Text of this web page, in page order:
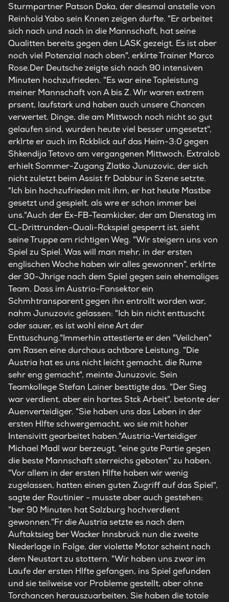
Sturmpartner Patson Daka, der diesmal anstelle von
Reinhold Yabo sein Knnen zeigen durfte. "Er arbeitet
sich nach und nach in die Mannschaft, hat seine
Qualitten bereits gegen den LASK gezeigt. Es ist aber
noch viel Potenzial nach oben", erklrte Trainer Marco
Rose.Der Deutsche zeigte sich nach 90 intensiven
Minuten hochzufrieden. "Es war eine Topleistung
meiner Mannschaft von A bis Z. Wir waren extrem
prsent, laufstark und haben auch unsere Chancen
verwertet. Dinge, die am Mittwoch noch nicht so gut
gelaufen sind, wurden heute viel besser umgesetzt",
erklrte er auch im Rckblick auf das Heim-3:0 gegen
Shkendija Tetovo am vergangenen Mittwoch. Extralob
erhielt Sommer-Zugang Zlatko Junuzovic, der sich
nicht zuletzt beim Assist fr Dabbur in Szene setzte.
"Ich bin hochzufrieden mit ihm, er hat heute Mastbe
gesetzt und gespielt, als wre er schon immer bei
uns."Auch der Ex-FB-Teamkicker, der am Dienstag im
CL-Drittrunden-Quali-Rckspiel gesperrt ist, sieht
seine Truppe am richtigen Weg. "Wir steigern uns von
Spiel zu Spiel. Was will man mehr, in der ersten
englischen Woche haben wir alles gewonnen", erklrte
der 30-Jhrige nach dem Spiel gegen sein ehemaliges
Team. Dass im Austria-Fansektor ein
Schmhtransparent gegen ihn entrollt worden war,
nahm Junuzovic gelassen: "Ich bin nicht enttuscht
oder sauer, es ist wohl eine Art der
Enttuschung."Immerhin attestierte er den "Veilchen"
am Rasen eine durchaus achtbare Leistung. "Die
Austria hat es uns nicht leicht gemacht, die Rume
sehr eng gemacht", meinte Junuzovic. Sein
Teamkollege Stefan Lainer besttigte das. "Der Sieg
war verdient, aber ein hartes Stck Arbeit", betonte der
Auenverteidiger. "Sie haben uns das Leben in der
ersten Hlfte schwergemacht, wo sie mit hoher
Intensivitt gearbeitet haben."Austria-Verteidiger
Michael Madl war berzeugt, "eine gute Partie gegen
die beste Mannschaft sterreichs geboten" zu haben.
"Vor allem in der ersten Hlfte haben wir wenig
zugelassen, hatten einen guten Zugriff auf das Spiel",
sagte der Routinier - musste aber auch gestehen:
"ber 90 Minuten hat Salzburg hochverdient
gewonnen."Fr die Austria setzte es nach dem
Auftaktsieg ber Wacker Innsbruck nun die zweite
Niederlage in Folge, der violette Motor scheint nach
dem Neustart zu stottern. "Wir haben uns zwar im
Laufe der ersten Hlfte gefangen, ins Spiel gefunden
und sie teilweise vor Probleme gestellt, aber ohne
Torchancen herauszuarbeiten. Sie haben die totale